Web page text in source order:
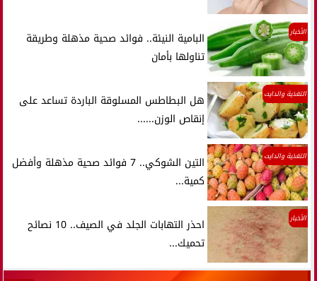
الأخبار
البامية النيئة.. فوائد صحية مذهلة وطريقة
تناولها بأمان
التغذية والدايت
هل البطاطس المسلوقة الباردة تساعد على
إنقاص الوزن......
التغذية والدايت
التين الشوكي.. 7 فوائد صحية مذهلة وأفضل
كمية...
الأخبار
احذر التهابات الجلد في الصيف.. 10 نصائح
تحميك...